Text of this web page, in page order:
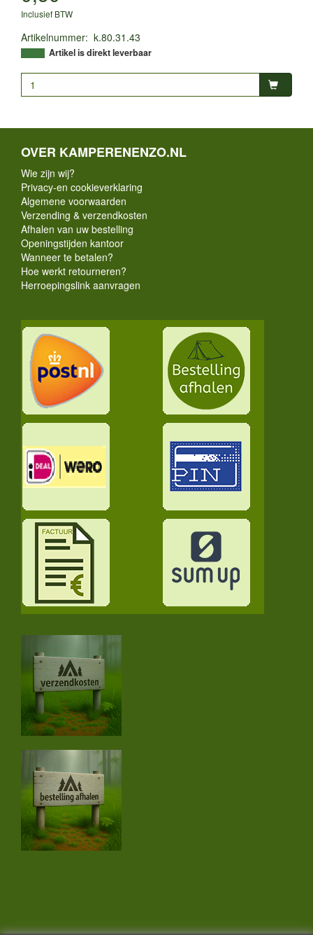
Inclusief BTW
Artikelnummer: k.80.31.43
Artikel is direkt leverbaar
OVER KAMPERENENZO.NL
Wie zijn wij?
Privacy-en cookieverklaring
Algemene voorwaarden
Verzending & verzendkosten
Afhalen van uw bestelling
Openingstijden kantoor
Wanneer te betalen?
Hoe werkt retourneren?
Herroepingslink aanvragen